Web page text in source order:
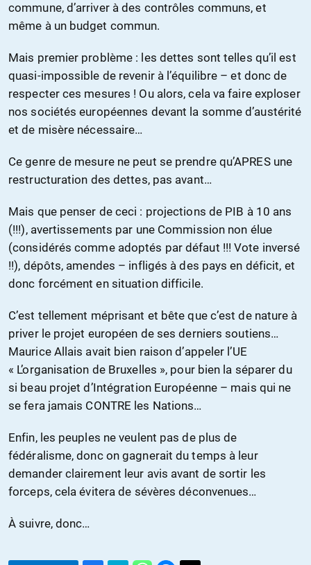
commune, d’arriver à des contrôles communs, et
même à un budget commun.
Mais premier problème : les dettes sont telles qu’il est
quasi-impossible de revenir à l’équilibre – et donc de
respecter ces mesures ! Ou alors, cela va faire exploser
nos sociétés européennes devant la somme d’austérité
et de misère nécessaire…
Ce genre de mesure ne peut se prendre qu’APRES une
restructuration des dettes, pas avant…
Mais que penser de ceci : projections de PIB à 10 ans
(!!!), avertissements par une Commission non élue
(considérés comme adoptés par défaut !!! Vote inversé
!!), dépôts, amendes – infligés à des pays en déficit, et
donc forcément en situation difficile.
C’est tellement méprisant et bête que c’est de nature à
priver le projet européen de ses derniers soutiens…
Maurice Allais avait bien raison d’appeler l’UE
« L’organisation de Bruxelles », pour bien la séparer du
si beau projet d’Intégration Européenne – mais qui ne
se fera jamais CONTRE les Nations…
Enfin, les peuples ne veulent pas de plus de
fédéralisme, donc on gagnerait du temps à leur
demander clairement leur avis avant de sortir les
forceps, cela évitera de sévères déconvenues…
À suivre, donc…